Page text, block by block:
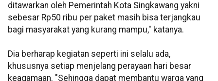
ditawarkan oleh Pemerintah Kota Singkawang yakni
sebesar Rp50 ribu per paket masih bisa terjangkau
bagi masyarakat yang kurang mampu," katanya.
Dia berharap kegiatan seperti ini selalu ada,
khususnya setiap menjelang perayaan hari besar
keagamaan. "Sehingga dapat membantu warga yang